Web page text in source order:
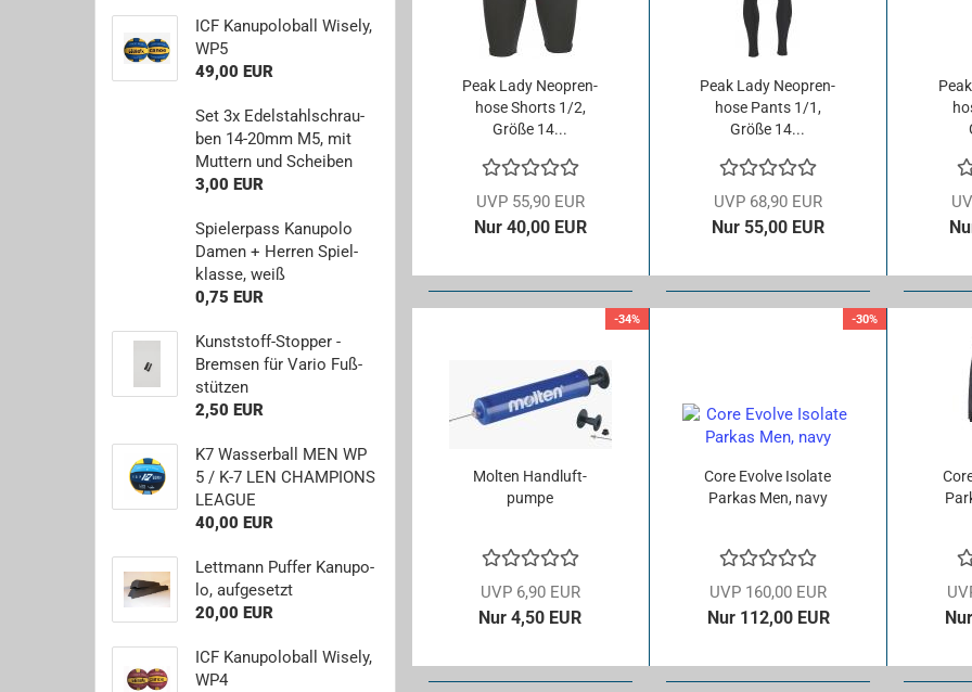
Paddel.- und Bootstaschen
LB9 Brand
Schiedsrichterwesen
Peak Lady Neo­pren­
ho­se Shorts 1/2,
Größe 14...
UVP 55,90 EUR
Nur 40,00 EUR
Peak Lady Neo­pren­
ho­se Pants 1/1,
Größe 14...
UVP 68,90 EUR
Nur 55,00 EUR
-34%
Mol­ten Hand­luft­
pum­pe
UVP 6,90 EUR
Nur 4,50 EUR
-30%
Core Evol­ve Iso­la­te
Parkas Men, navy
UVP 160,00 EUR
Nur 112,00 EUR
ICF Ka­nu­po­lo­ball Wi­se­ly,
WP5
49,00 EUR
Set 3x Edel­stahl­schrau­
ben 14-​20mm M5, mit
Mut­tern und Schei­ben
3,00 EUR
Spie­ler­pass Ka­nu­po­lo
Damen + Her­ren Spiel­
klas­se, weiß
0,75 EUR
Kunststoff-​Stopper -
Brem­sen für Vario Fuß­
stüt­zen
2,50 EUR
K7 Was­ser­ball MEN WP
5 / K-7 LEN CHAM­PIONS
LE­AGUE
40,00 EUR
Lett­mann Puf­fer Ka­nu­po­
lo, auf­ge­setzt
20,00 EUR
ICF Ka­nu­po­lo­ball Wi­se­ly,
WP4